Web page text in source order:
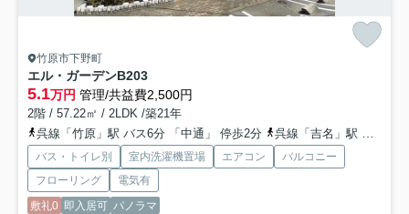
竹原市下野町
エル・ガーデンB203
5.1万円 管理/共益費2,500円
2階 / 57.22㎡ / 2LDK /築21年
呉線「竹原」駅 バス6分 「中通」 停歩2分
呉線「吉名」駅 徒歩79分
バス・トイレ別 室内洗濯機置場 エアコン
バルコニー
フローリング
電気有
敷礼0 即入居可 パノラマ